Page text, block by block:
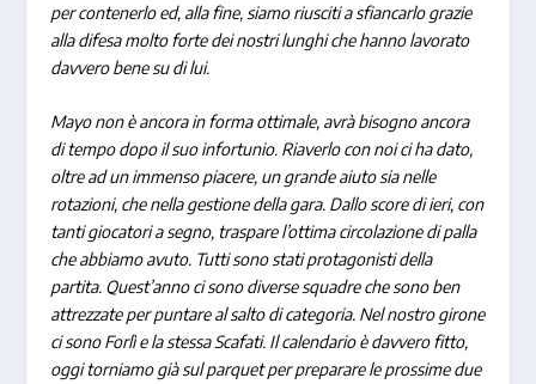
per contenerlo ed, alla fine, siamo riusciti a sfiancarlo grazie
alla difesa molto forte dei nostri lunghi che hanno lavorato
davvero bene su di lui.
Mayo non è ancora in forma ottimale, avrà bisogno ancora
di tempo dopo il suo infortunio. Riaverlo con noi ci ha dato,
oltre ad un immenso piacere, un grande aiuto sia nelle
rotazioni, che nella gestione della gara. Dallo score di ieri, con
tanti giocatori a segno, traspare l’ottima circolazione di palla
che abbiamo avuto. Tutti sono stati protagonisti della
partita. Quest’anno ci sono diverse squadre che sono ben
attrezzate per puntare al salto di categoria. Nel nostro girone
ci sono Forlì e la stessa Scafati. Il calendario è davvero fitto,
oggi torniamo già sul parquet per preparare le prossime due